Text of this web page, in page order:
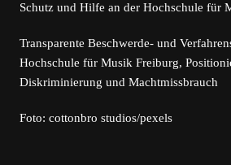
Schutz und Hilfe an der Hochschule für
Transparente Beschwerde- und
Hochschule für Musik Freiburg,
Diskriminierung und Machtmissbrauch
Foto: cottonbro studios/pexels